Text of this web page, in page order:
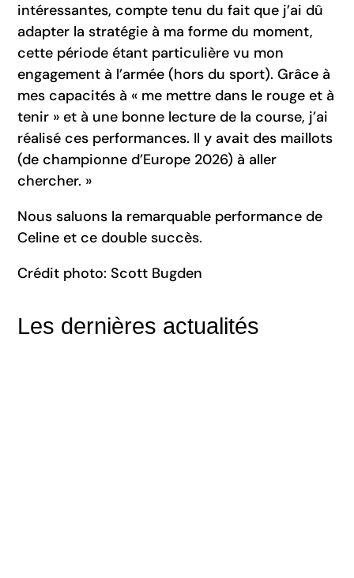
intéressantes, compte tenu du fait que j’ai dû
adapter la stratégie à ma forme du moment,
cette période étant particulière vu mon
engagement à l’armée (hors du sport). Grâce à
mes capacités à « me mettre dans le rouge et à
tenir » et à une bonne lecture de la course, j’ai
réalisé ces performances. Il y avait des maillots
(de championne d’Europe 2026) à aller
chercher. »
Nous saluons la remarquable performance de
Celine et ce double succès.
Crédit photo: Scott Bugden
Les dernières actualités